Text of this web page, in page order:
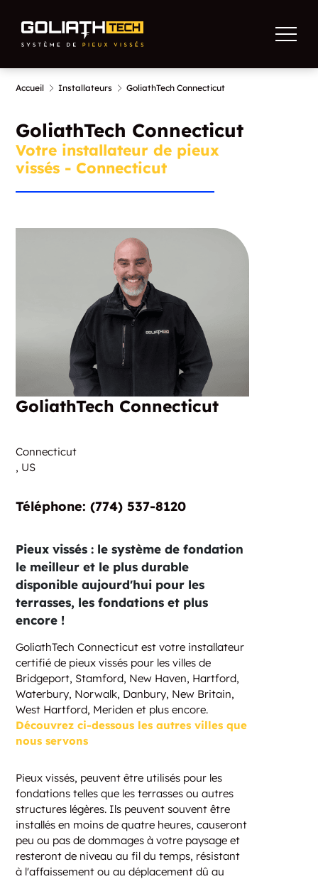
Accueil Installateurs GoliathTech Connecticut
GoliathTech Connecticut
Votre installateur de pieux
vissés - Connecticut
GoliathTech Connecticut
Connecticut
, US
Téléphone:‏‏‎ ‎(774) 537-8120
Pieux vissés : le système de fondation
le meilleur et le plus durable
disponible aujourd'hui pour les
terrasses, les fondations et plus
encore !
GoliathTech Connecticut est votre installateur
certifié de pieux vissés pour les villes de
Bridgeport, Stamford, New Haven, Hartford,
Waterbury, Norwalk, Danbury, New Britain,
West Hartford, Meriden et plus encore.
Découvrez ci-dessous les autres villes que
nous servons
Pieux vissés, peuvent être utilisés pour les
fondations telles que les terrasses ou autres
structures légères. Ils peuvent souvent être
installés en moins de quatre heures, causeront
peu ou pas de dommages à votre paysage et
resteront de niveau au fil du temps, résistant
à l'affaissement ou au déplacement dû au